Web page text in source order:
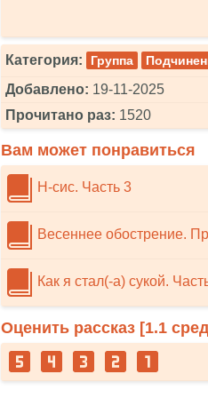
Категория: Группа
Добавлено: 19-11-2025
Прочитано раз: 1520
Вам может понравиться
Н-сис. Часть 3
Весеннее обострение.
Как я стал(-а) сукой.
Оценить рассказ [1.1